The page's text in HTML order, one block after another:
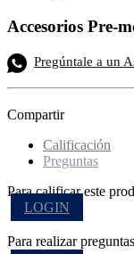
Accesorios Pre-
Pregúntale a un
Compartir
Calificación
Preguntas
Para calificar este
LOGIN
Para realizar